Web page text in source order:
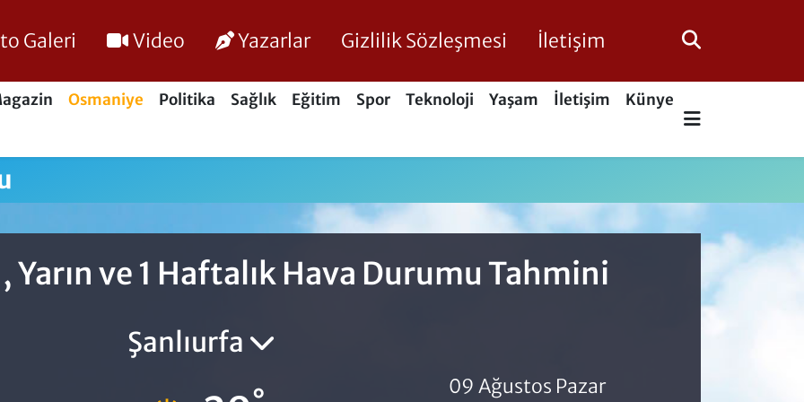
Galeri Video Yazarlar Gizlilik Sözleşmesi İletişim
Osmaniye Politika Sağlık Eğitim Spor Teknoloji Yaşam İletişim Künye
Yarın ve 1 Haftalık Hava Durumu Tahmini
Şanlıurfa
09 Ağustos Pazar